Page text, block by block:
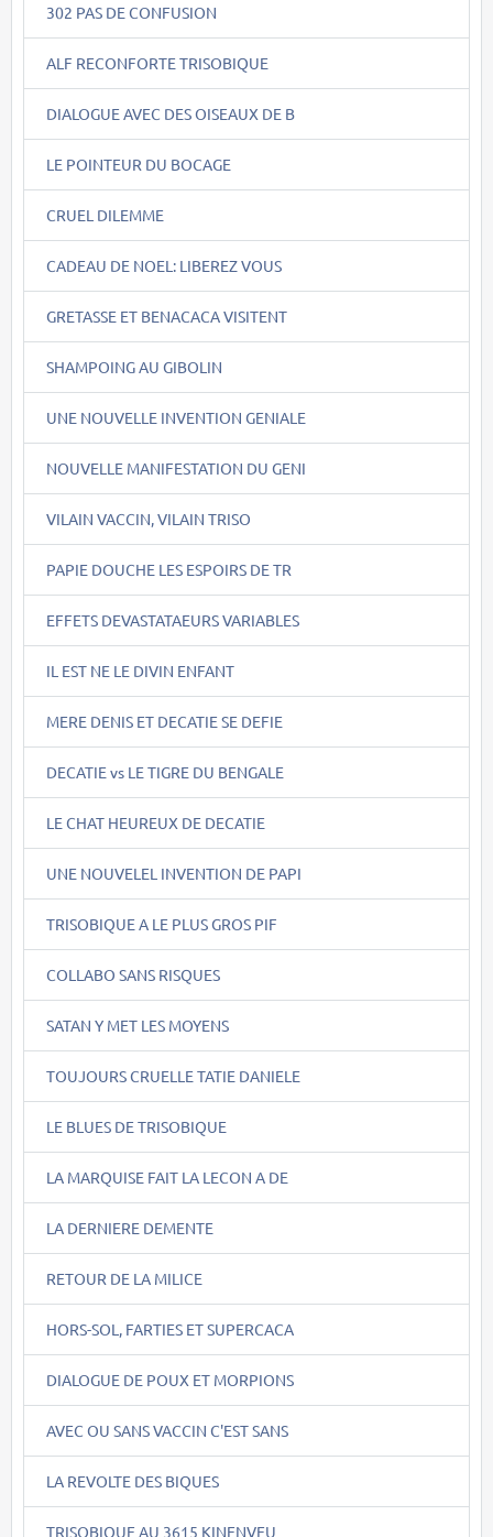
302 PAS DE CONFUSION
ALF RECONFORTE TRISOBIQUE
DIALOGUE AVEC DES OISEAUX DE B
LE POINTEUR DU BOCAGE
CRUEL DILEMME
CADEAU DE NOEL: LIBEREZ VOUS
GRETASSE ET BENACACA VISITENT
SHAMPOING AU GIBOLIN
UNE NOUVELLE INVENTION GENIALE
NOUVELLE MANIFESTATION DU GENI
VILAIN VACCIN, VILAIN TRISO
PAPIE DOUCHE LES ESPOIRS DE TR
EFFETS DEVASTATAEURS VARIABLES
IL EST NE LE DIVIN ENFANT
MERE DENIS ET DECATIE SE DEFIE
DECATIE vs LE TIGRE DU BENGALE
LE CHAT HEUREUX DE DECATIE
UNE NOUVELEL INVENTION DE PAPI
TRISOBIQUE A LE PLUS GROS PIF
COLLABO SANS RISQUES
SATAN Y MET LES MOYENS
TOUJOURS CRUELLE TATIE DANIELE
LE BLUES DE TRISOBIQUE
LA MARQUISE FAIT LA LECON A DE
LA DERNIERE DEMENTE
RETOUR DE LA MILICE
HORS-SOL, FARTIES ET SUPERCACA
DIALOGUE DE POUX ET MORPIONS
AVEC OU SANS VACCIN C'EST SANS
LA REVOLTE DES BIQUES
TRISOBIQUE AU 3615 KINENVEU